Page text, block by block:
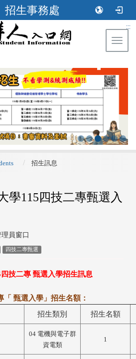
招生事務處
:::
招生訊息
學115四技二專甄選入
理員窗口
四技二專甄選
四技二專 甄選入學招生訊息
甄選入學」招生名額：
招生類別 招生名額
04 電機與電子群
資電類
1